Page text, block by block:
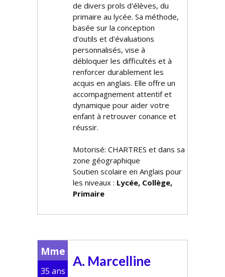
de divers profils d'élèves, du
primaire au lycée. Sa méthode,
basée sur la conception
d'outils et d'évaluations
personnalisés, vise à
débloquer les difficultés et à
renforcer durablement les
acquis en anglais. Elle offre un
accompagnement attentif et
dynamique pour aider votre
enfant à retrouver confiance et
réussir.
Motorisé: CHARTRES et dans sa
zone géographique
Soutien scolaire en Anglais pour
les niveaux : Lycée, Collège,
Primaire
Mme
35 ans
A. Marcelline